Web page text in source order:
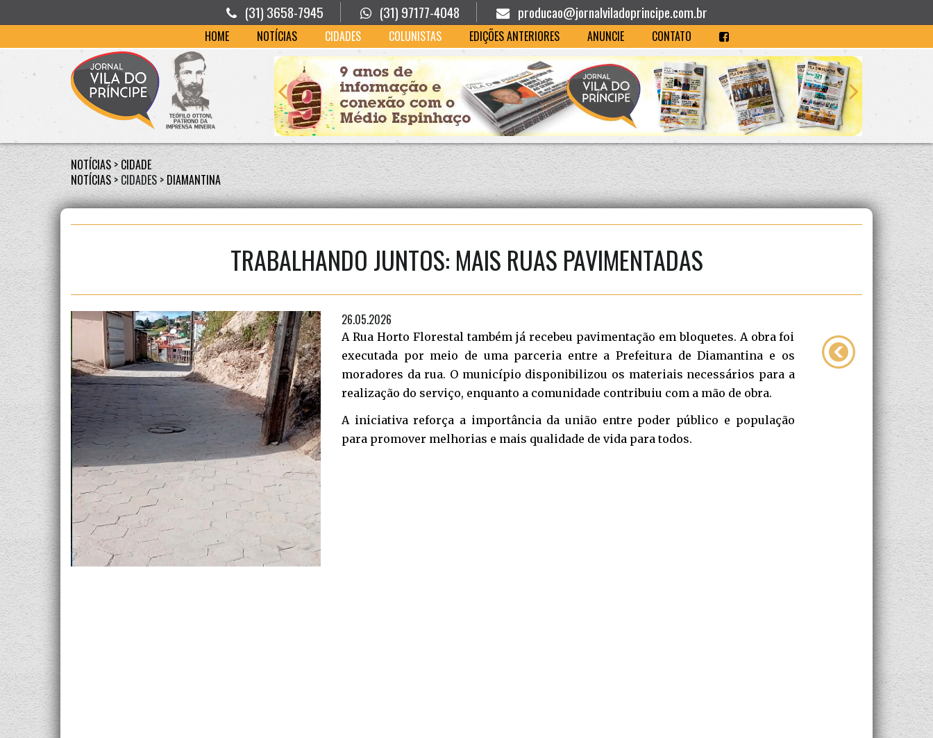
(31) 3658-7945 (31) 97177-4048 producao@jornalviladoprincipe.com.br
HOME NOTÍCIAS CIDADES COLUNISTAS EDIÇÕES ANTERIORES ANUNCIE CONTATO
NOTÍCIAS>CIDADE
NOTÍCIAS> CIDADES >DIAMANTINA
TRABALHANDO JUNTOS: MAIS RUAS PAVIMENTADAS
26.05.2026
A Rua Horto Florestal também já recebeu pavimentação em bloquetes. A obra foi
executada por meio de uma parceria entre a Prefeitura de Diamantina e os
moradores da rua. O município disponibilizou os materiais necessários para a
realização do serviço, enquanto a comunidade contribuiu com a mão de obra.
A iniciativa reforça a importância da união entre poder público e população
para promover melhorias e mais qualidade de vida para todos.